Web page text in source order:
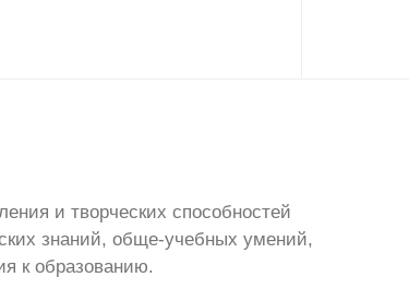
и творческих способностей
знаний, обще-учебных умений,
к образованию.